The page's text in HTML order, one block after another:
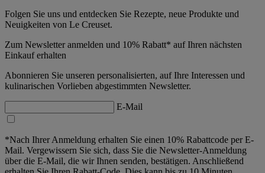
Folgen Sie uns und entdecken Sie Rezepte, neue Produkte und
Neuigkeiten von Le Creuset.
Zum Newsletter anmelden und 10% Rabatt* auf Ihren nächsten
Einkauf erhalten
Abonnieren Sie unseren personalisierten, auf Ihre Interessen und
kulinarischen Vorlieben abgestimmten Newsletter.
E-Mail
*Nach Ihrer Anmeldung erhalten Sie einen 10% Rabattcode per E-
Mail. Vergewissern Sie sich, dass Sie die Newsletter-Anmeldung
über die E-Mail, die wir Ihnen senden, bestätigen. Anschließend